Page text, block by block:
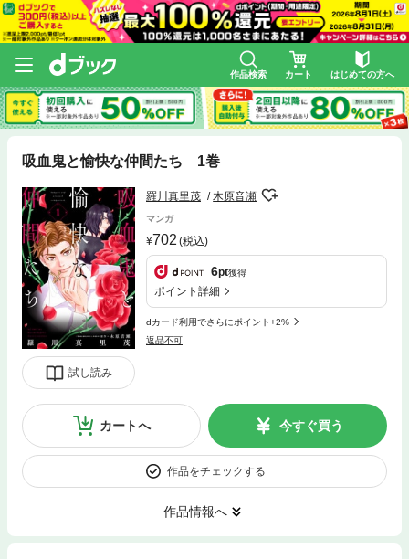
作品検索 カート はじめての方へ
吸血鬼と愉快な仲間たち 1巻
試し読み
羅川真里茂 木原音瀬
マンガ
702 (税込)
6pt獲得
ポイント詳細
dカード利用でさらにポイント+2%
返品不可
カートへ 今すぐ買う
作品をチェックする
作品情報へ